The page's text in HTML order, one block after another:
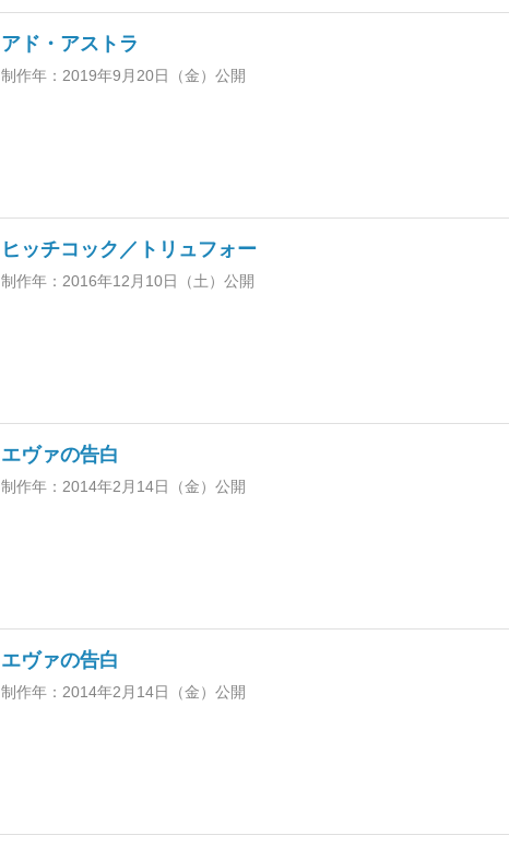
アド・アストラ
制作年：2019年9月20日（金）公開
ヒッチコック／トリュフォー
制作年：2016年12月10日（土）公開
エヴァの告白
制作年：2014年2月14日（金）公開
エヴァの告白
制作年：2014年2月14日（金）公開